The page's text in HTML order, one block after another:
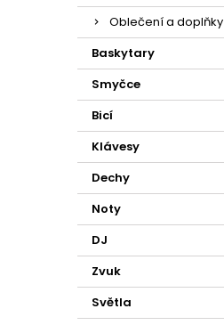
Oblečení a doplňky
Baskytary
Smyčce
Bicí
Klávesy
Dechy
Noty
DJ
Zvuk
Světla